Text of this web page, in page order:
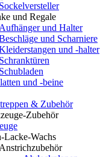
Sockelversteller
und Regale
Aufhänger und Halter
und Scharniere
und -halter
Schranktüren
Schubladen
und -beine
& Zubehör
Zubehör
Lacke-Wachs
Anstrichzubehör